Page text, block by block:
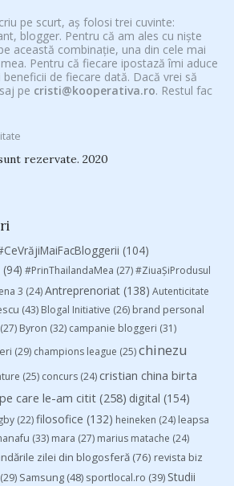
pe scurt, aș folosi trei cuvinte:
blogger. Pentru că am ales cu niște
această combinație, una din cele mai
Pentru că fiecare ipostază îmi aduce
de fiecare dată. Dacă vrei să
pe cristi@kooperativa.ro. Restul fac
rezervate. 2020
(104)
(94) #PrinThailandaMea (27)#ZiuaȘiProdusul
3 (24)Antreprenoriat (138) Autenticitate
(43) Blogal Initiative (26) brand personal
(27) Byron (32) campanie bloggeri (31)
(29) champions league (25)chinezu
(25) concurs (24)cristian china birta
care le-am citit (258) digital (154)
(22)filosofice (132) heineken (24) leapsa
(33) mara (27) marius matache (24)
zilei din blogosferă (76) revista biz
(29) Samsung (48) sportlocal.ro (39) Studii